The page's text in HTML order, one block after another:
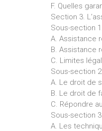
F. Quelles
Section 3.
Sous-section
A. Assistance
B. Assistance
C. Limites
Sous-section
A. Le droit de
B. Le droit de
C. Répondre
Sous-section
A. Les